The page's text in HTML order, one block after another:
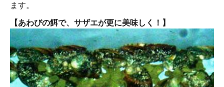
ます。
【あわびの餌で、サザエが更に美味しく！】